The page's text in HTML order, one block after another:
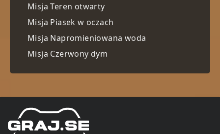
Misja Teren otwarty
Misja Piasek w oczach
Misja Napromieniowana woda
Misja Czerwony dym